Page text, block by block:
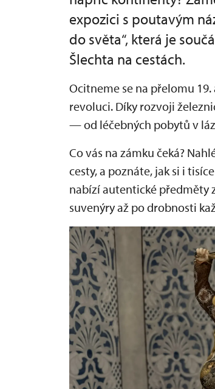
expozici s poutavým
do světa“, která je
Šlechta na cestách.
Ocitneme se na přelomu
revoluci. Díky rozvoji
— od léčebných pobytů v
Co vás na zámku čeká?
cesty, a poznáte, jak si i
nabízí autentické předměty
suvenýry až po drobnosti